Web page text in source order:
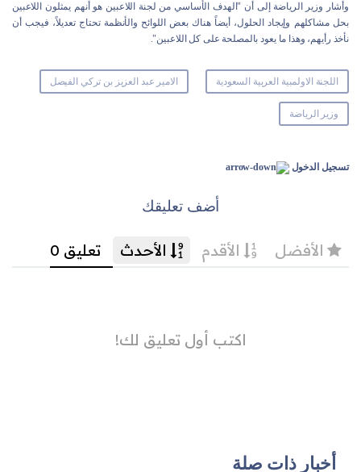
وأشار وزير الرياضة إلى أن "الهدف الأساسي من لجنة اللاعبين هو أنهم يمثلون اللاعبين
بحل مشاكلهم وإيجاد الحلول، أيضاً هناك بعض اللوائح والأنظمة تحتاج تعديلاً، فيجب أن
نأخذ رأيهم، وهذا ما يعود بالمصلحة على كل اللاعبين".
اللجنة الاولمبية العربية السعودية الامير عبد العزيز بن تركي الفيصل
وزير الرياضة
تسجيل الدخول
أضف تعليقك
أخبار ذات صلة